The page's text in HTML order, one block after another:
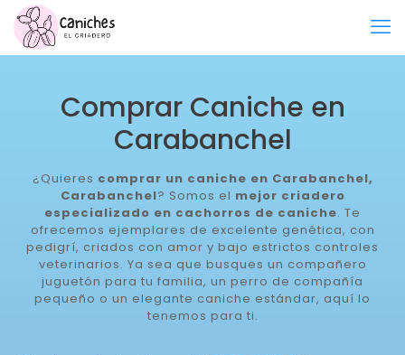
Comprar Caniche en
Carabanchel
¿Quieres comprar un caniche en Carabanchel,
Carabanchel? Somos el mejor criadero
especializado en cachorros de caniche. Te
ofrecemos ejemplares de excelente genética, con
pedigrí, criados con amor y bajo estrictos controles
veterinarios. Ya sea que busques un compañero
juguetón para tu familia, un perro de compañía
pequeño o un elegante caniche estándar, aquí lo
tenemos para ti.